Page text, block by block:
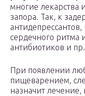
многие лекарства
запора. Так, к
сердечного ритма
антибиотиков и пр.
При появлении
пищеварением,
назначит